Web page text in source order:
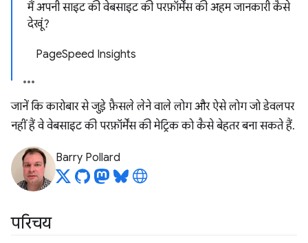
मैं अपनी साइट की वेबसाइट की परफ़ॉर्मेंस की अहम जानकारी कैसे
देखूं?
PageSpeed Insights
जानें कि कारोबार से जुड़े फ़ैसले लेने वाले लोग और ऐसे लोग जो डेवलपर
नहीं हैं वे वेबसाइट की परफ़ॉर्मेंस की मेट्रिक को कैसे बेहतर बना सकते हैं.
Barry Pollard
परिचय